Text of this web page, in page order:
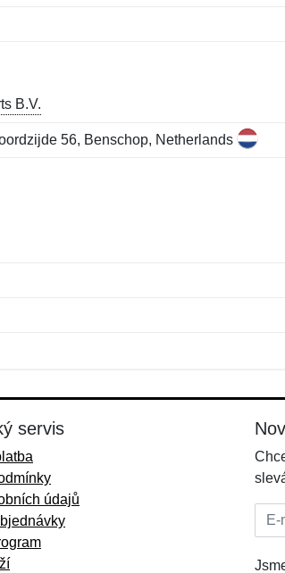
B.V.
56, Benschop, Netherlands
servis
údajů
E-